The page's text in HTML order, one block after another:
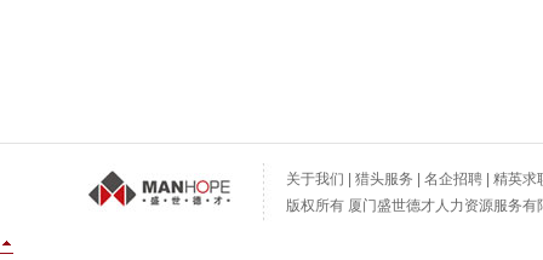
关于我们 猎头服务 名企招聘
精英求
版权所有 厦门盛世德才人力资源服务